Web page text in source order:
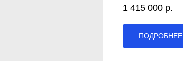
1 415 000 р.
ПОДРОБНЕЕ